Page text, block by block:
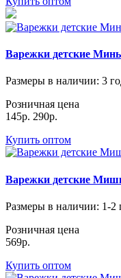
Варежки детские
Размеры в наличии: 3
Розничная цена
145р. 290р.
Купить оптом
Варежки детские
Размеры в наличии: 1-2
Розничная цена
569р.
Купить оптом